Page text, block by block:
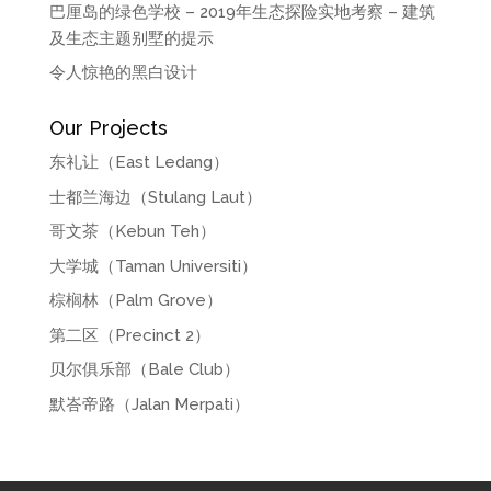
巴厘岛的绿色学校 – 2019年生态探险实地考察 – 建筑
及生态主题别墅的提示
令人惊艳的黑白设计
Our Projects
东礼让（East Ledang）
士都兰海边（Stulang Laut）
哥文茶（Kebun Teh）
大学城（Taman Universiti）
棕榈林（Palm Grove）
第二区（Precinct 2）
贝尔俱乐部（Bale Club）
默峇帝路（Jalan Merpati）